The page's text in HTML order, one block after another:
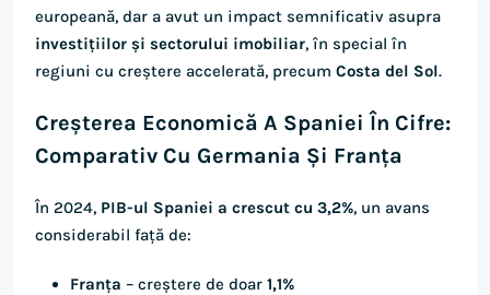
europeană, dar a avut un impact semnificativ asupra
investițiilor și sectorului imobiliar, în special în
regiuni cu creștere accelerată, precum Costa del Sol.
Creșterea Economică A Spaniei În Cifre:
Comparativ Cu Germania Și Franța
În 2024, PIB-ul Spaniei a crescut cu 3,2%, un avans
considerabil față de:
Franța – creștere de doar 1,1%